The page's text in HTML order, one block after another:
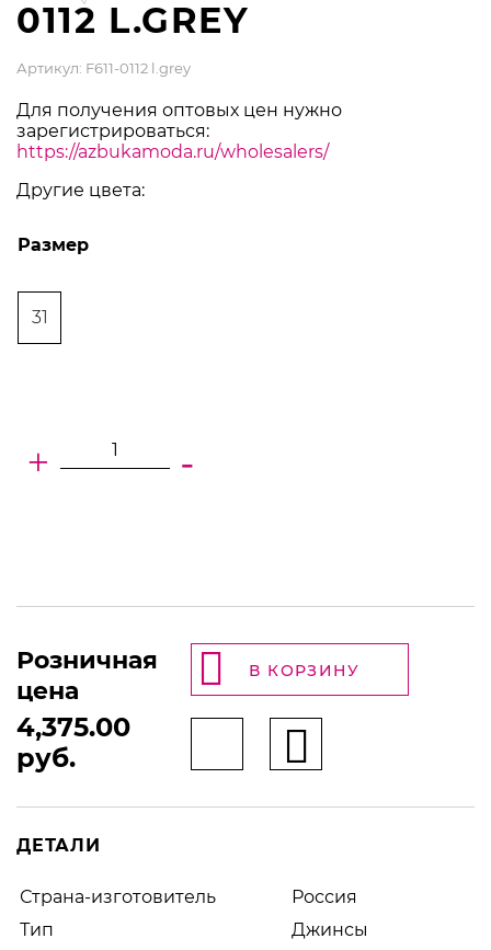
0112 L.GREY
Артикул: F611-0112 l.grey
Для получения оптовых цен нужно
зарегистрироваться:
https://azbukamoda.ru/wholesalers/
Другие цвета:
Размер
31
+ -
Розничная
цена
4,375.00
руб.
В КОРЗИНУ
ДЕТАЛИ
Страна-изготовитель
Россия
Тип
Джинсы